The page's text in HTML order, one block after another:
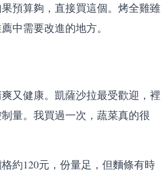
預算夠，直接買這個。烤全雞雖
中需要改進的地方。
又健康。凱薩沙拉最受歡迎，裡
量。我買過一次，蔬菜真的很
約120元，份量足，但麵條有時